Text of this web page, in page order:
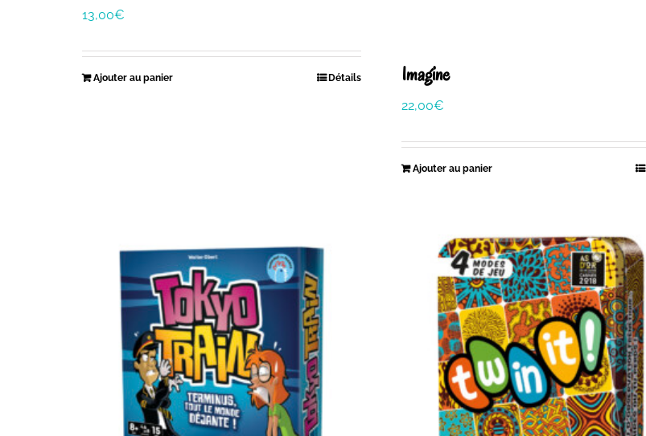
13,00€
Ajouter au panier Détails Imagine
22,00€
Ajouter au panier